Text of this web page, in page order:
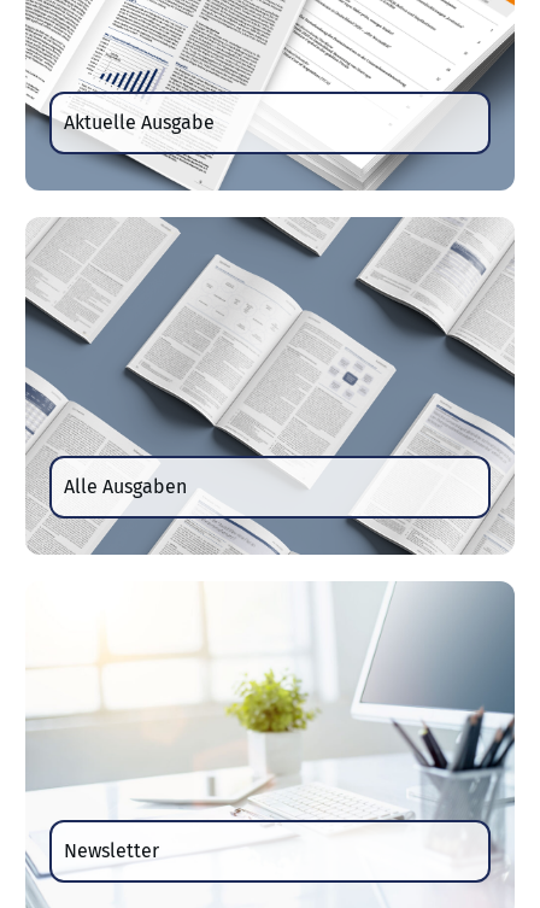
Aktuelle Ausgabe
Alle Ausgaben
Newsletter